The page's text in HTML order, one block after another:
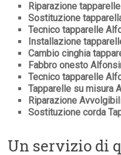
Riparazione
Sostituzione
Tecnico tapparelle
Installazione
Cambio cinghia
Fabbro onesto
Tecnico tapparelle
Tapparelle su misura
Riparazione
Sostituzione corda
Un servizio di